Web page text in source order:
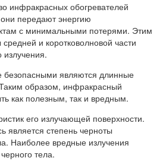
инфракрасных обогревателей
передают энергию
с минимальными потерями. Этим
и коротковолновой части
излучения.
безопасными являются длинные
образом, инфракрасный
как полезным, так и вредным.
его излучающей поверхности.
является степень черноты
Наиболее вредные излучения
тела.